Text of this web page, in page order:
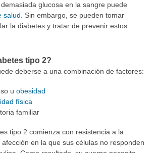
glucosa en la sangre puede
salud . Sin embargo, se pueden tomar
la diabetes y tratar de prevenir estos
tipo 2?
deberse a una combinación de factores:
u obesidad
física
familiar
tipo 2 comienza con resistencia a la
en la que sus células no responden